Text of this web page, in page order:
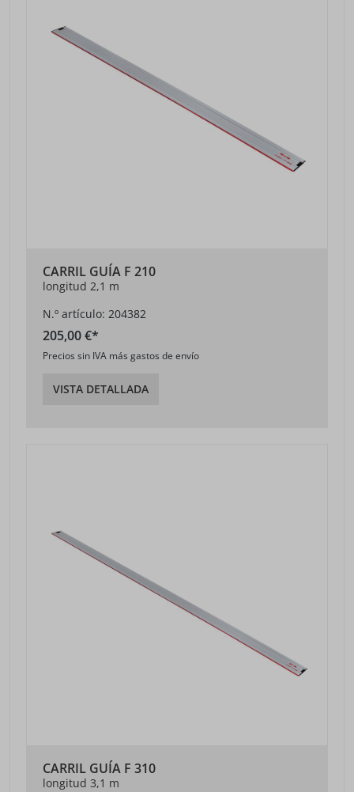
CARRIL GUÍA F 210
longitud 2,1 m
N.º artículo: 204382
205,00 €*
Precios sin IVA más gastos de envío
VISTA DETALLADA
CARRIL GUÍA F 310
longitud 3,1 m